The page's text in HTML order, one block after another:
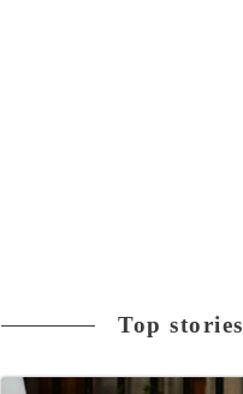
Top stories